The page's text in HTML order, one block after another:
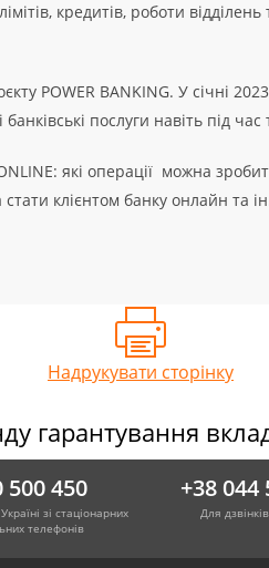
кредитів, роботи
POWER BANKING. У січні
послуги навіть під
які операції можна
клієнтом банку онлайн та
Надрукувати сторінку
гарантування
500 450
зі стаціонарних
телефонів
+38 044
Для